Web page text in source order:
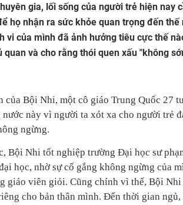
gia, lối sống của người trẻ hiện nay
họ nhận ra sức khỏe quan trọng đến
vi của mình đã ảnh hưởng tiêu cực thế
quan và cho rằng thói quen xấu "không
của Bội Nhi, một cô giáo Trung Quốc 27
nước này vì người ta xót xa cho người trẻ
ngừng.
Bội Nhi tốt nghiệp trường Đại học sư
học, nhờ sự cố gắng không ngừng của
giáo viên giỏi. Cũng chính vì thế, Bội
cho bản thân mình. Đến thời gian